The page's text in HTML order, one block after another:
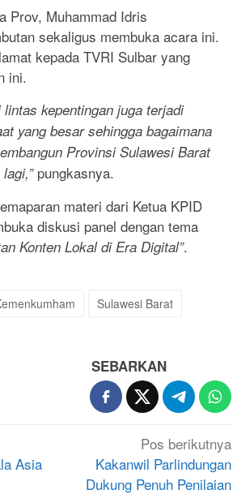
Prov, Muhammad Idris
sekaligus membuka acara ini.
kepada TVRI Sulbar yang
ini.
kepentingan juga terjadi
yang besar sehingga bagaimana
Provinsi Sulawesi Barat
pungkasnya.
materi dari Ketua KPID
diskusi panel dengan tema
Konten Lokal di Era Digital”.
Sulawesi Barat
SEBARKAN
Asia
Pos berikutnya
Kakanwil Parlindungan
Dukung Penuh Penilaian